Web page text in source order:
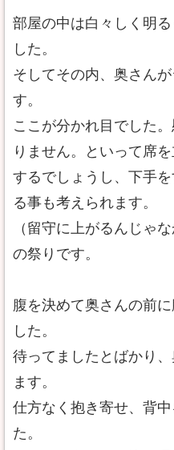
部屋の中は白々しく明
した。
そしてその内、奥さん
す。
ここが分かれ目でした
りません。といって席
するでしょうし、下手
る事も考えられます。
（留守に上がるんじゃ
の祭りです。
腹を決めて奥さんの前
した。
待ってましたとばかり
ます。
仕方なく抱き寄せ、背
た。